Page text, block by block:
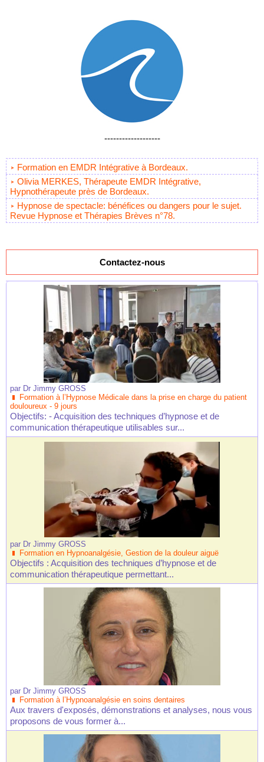
-------------------
Formation en EMDR Intégrative à Bordeaux.
Olivia MERKES, Thérapeute EMDR Intégrative,
Hypnothérapeute près de Bordeaux.
Hypnose de spectacle: bénéfices ou dangers pour le sujet.
Revue Hypnose et Thérapies Brèves n°78.
Contactez-nous
par Dr Jimmy GROSS
Formation à l’Hypnose Médicale dans la prise en charge du patient
douloureux - 9 jours
Objectifs: - Acquisition des techniques d’hypnose et de
communication thérapeutique utilisables sur...
par Dr Jimmy GROSS
Formation en Hypnoanalgésie, Gestion de la douleur aiguë
Objectifs : Acquisition des techniques d’hypnose et de
communication thérapeutique permettant...
par Dr Jimmy GROSS
Formation à l’Hypnoanalgésie en soins dentaires
Aux travers d'exposés, démonstrations et analyses, nous vous
proposons de vous former à...